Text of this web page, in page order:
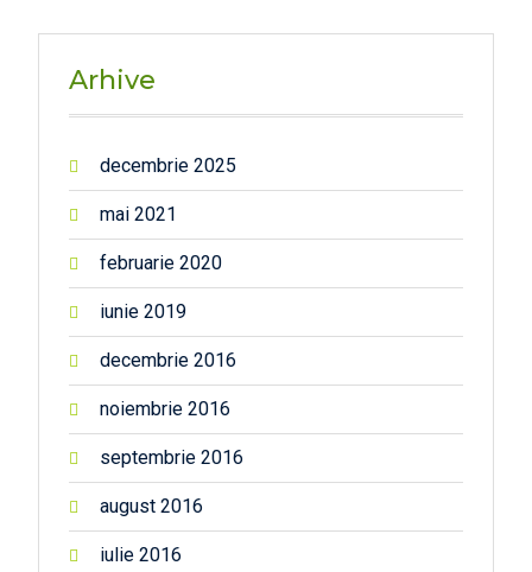
Arhive
decembrie 2025
mai 2021
februarie 2020
iunie 2019
decembrie 2016
noiembrie 2016
septembrie 2016
august 2016
iulie 2016